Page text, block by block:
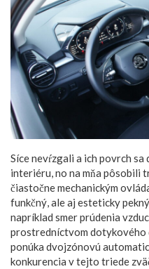
Síce nevŕzgali a ich povrch
interiéru, no na mňa pôsobili
čiastočne mechanickým
funkčný, ale aj esteticky
napríklad smer prúdenia
prostredníctvom dotykového
ponúka dvojzónovú
konkurencia v tejto triede